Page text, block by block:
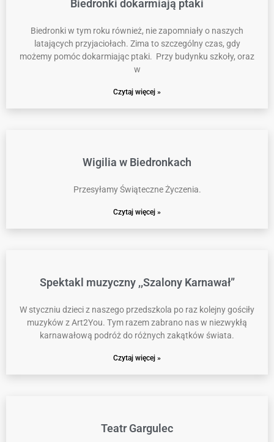
Biedronki dokarmiają ptaki
Biedronki w tym roku również, nie zapomniały o naszych
latających przyjaciołach. Zima to szczególny czas, gdy
możemy pomóc dokarmiając ptaki. Przy budynku szkoły, oraz
w
Czytaj więcej »
Wigilia w Biedronkach
Przesyłamy Świąteczne Życzenia.
Czytaj więcej »
Spektakl muzyczny ,,Szalony Karnawał”
W styczniu dzieci z naszego przedszkola po raz kolejny gościły
muzyków z Art2You. Tym razem zabrano nas w niezwykłą
karnawałową podróż do różnych zakątków świata.
Czytaj więcej »
Teatr Gargulec